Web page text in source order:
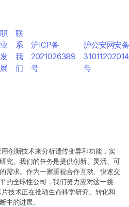
创新技术来分析遗传变异和功能，实
究。我们的任务是提供创新、灵活、可
需求。作为一家重视合作互动、快速交
的全球性公司，我们努力应对这一挑
技术正在推动生命科学研究、转化和
中的进展。
职
业
发
展
联
系
我
们
沪ICP备
2021026389
号
沪公安网安
号